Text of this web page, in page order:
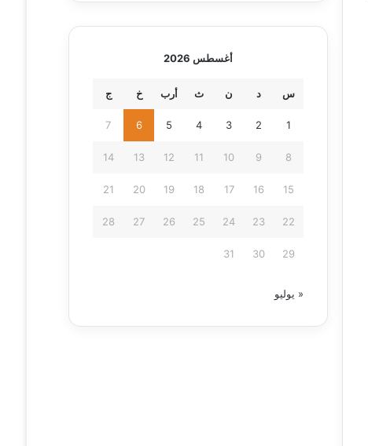
أغسطس 2026
س د ن ث أرب خ ج
1
2
3
4
5
6
7
8
9
10
11
12
13
14
15
16
17
18
19
20
21
22
23
24
25
26
27
28
29
30
31
« يوليو